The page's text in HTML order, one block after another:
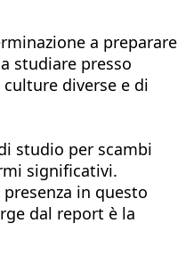
a preparare
studiare presso
diverse e di
studio per scambi
significativi.
in questo
dal report è la